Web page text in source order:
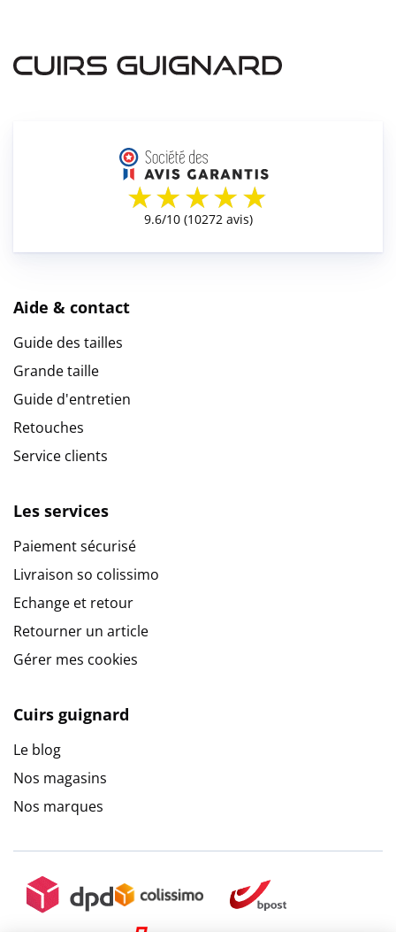
Aide & contact
Guide des tailles
Grande taille
Guide d'entretien
Retouches
Service clients
Les services
Paiement sécurisé
Livraison so colissimo
Echange et retour
Retourner un article
Gérer mes cookies
Cuirs guignard
Le blog
Nos magasins
Nos marques